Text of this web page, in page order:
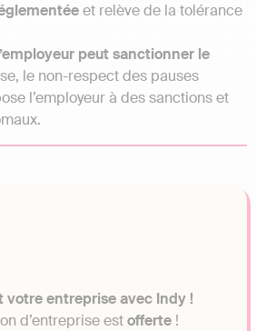
et relève de la tolérance
peut sanctionner le
le non-respect des pauses
l’employeur à des sanctions et
votre entreprise avec Indy !
d’entreprise estofferte !